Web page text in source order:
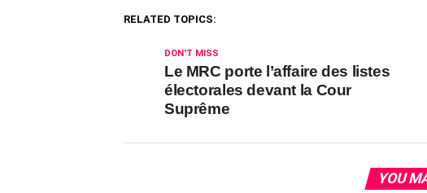
RELATED TOPICS:
DON'T MISS
Le MRC porte l’affaire des listes
électorales devant la Cour
Suprême
YOU